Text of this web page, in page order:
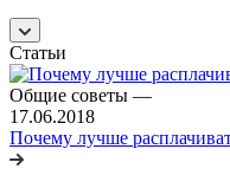
Статьи
Общие советы —
17.06.2018
Почему лучше